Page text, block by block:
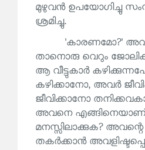
മുഴുവൻ ഉപയോഗിച്ചു
ശ്രമിച്ചു.
'കാരണമോ?'
താനൊരു വെറും
ആ വീട്ടുകാർ
കഴിക്കാനോ, അവർ
ജീവിക്കാനോ
അവനെ
മനസ്സിലാക്കുക? അവന്റെ
തകർക്കാൻ